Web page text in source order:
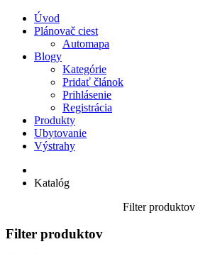
Úvod
Plánovač ciest
Automapa
Blogy
Kategórie
Pridať článok
Prihlásenie
Registrácia
Produkty
Ubytovanie
Výstrahy
Katalóg
Filter produktov
Filter produktov